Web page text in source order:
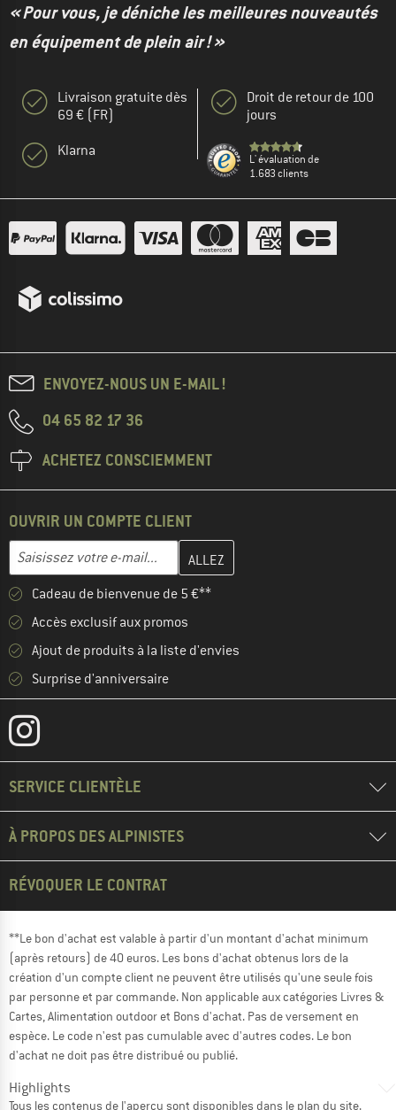
« Pour vous, je déniche les meilleures nouveautés
en équipement de plein air ! »
Livraison gratuite dès
69 € (FR)
Klarna
Droit de retour de 100
jours
L' évaluation de
1.683 clients
ENVOYEZ-NOUS UN E-MAIL !
04 65 82 17 36
ACHETEZ CONSCIEMMENT
OUVRIR UN COMPTE CLIENT
Adresse e-mail
Entrez votre adresse e-mail ici et créez votre compte client à la
Cadeau de bienvenue de 5 €**
Accès exclusif aux promos
Ajout de produits à la liste d'envies
Surprise d'anniversaire
SERVICE CLIENTÈLE
À PROPOS DES ALPINISTES
RÉVOQUER LE CONTRAT
**Le bon d'achat est valable à partir d'un montant d'achat minimum
(après retours) de 40 euros. Les bons d'achat obtenus lors de la
création d'un compte client ne peuvent être utilisés qu'une seule fois
par personne et par commande. Non applicable aux catégories Livres &
Cartes, Alimentation outdoor et Bons d'achat. Pas de versement en
espèce. Le code n'est pas cumulable avec d'autres codes. Le bon
d'achat ne doit pas être distribué ou publié.
Highlights
Tous les contenus de l'aperçu sont disponibles dans le plan du site.